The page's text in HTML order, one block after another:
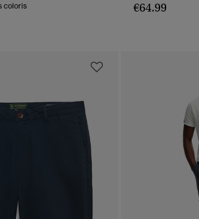
coloris €64.99